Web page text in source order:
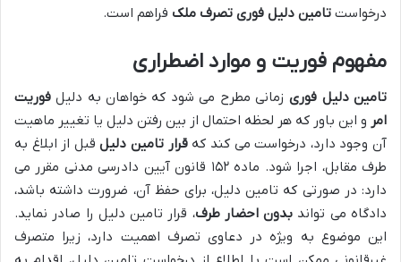
درخواست تامین دلیل فوری تصرف ملک فراهم است.
مفهوم فوریت و موارد اضطراری
تامین دلیل فوریزمانی مطرح می شود که خواهان به دلیل فوریت
امر و این باور که هر لحظه احتمال از بین رفتن دلیل یا تغییر ماهیت
آن وجود دارد، درخواست می کند کهقرار تامین دلیلقبل از ابلاغ به
طرف مقابل، اجرا شود. ماده ۱۵۲ قانون آیین دادرسی مدنی مقرر می
دارد: در صورتی که تامین دلیل، برای حفظ آن، ضرورت داشته باشد،
دادگاه می تواند بدون احضار طرف، قرار تامین دلیل را صادر نماید.
این موضوع به ویژه در دعاوی تصرف اهمیت دارد، زیرا متصرف